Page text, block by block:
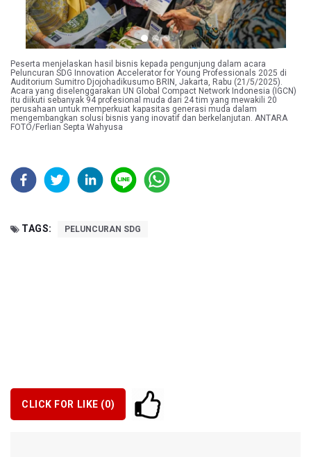
Peserta menjelaskan hasil bisnis kepada pengunjung dalam acara
Peluncuran SDG Innovation Accelerator for Young Professionals 2025 di
Auditorium Sumitro Djojohadikusumo BRIN, Jakarta, Rabu (21/5/2025).
Acara yang diselenggarakan UN Global Compact Network Indonesia (IGCN)
itu diikuti sebanyak 94 profesional muda dari 24 tim yang mewakili 20
perusahaan untuk memperkuat kapasitas generasi muda dalam
mengembangkan solusi bisnis yang inovatif dan berkelanjutan. ANTARA
FOTO/Ferlian Septa Wahyusa
TAGS: PELUNCURAN SDG
CLICK FOR LIKE (0)